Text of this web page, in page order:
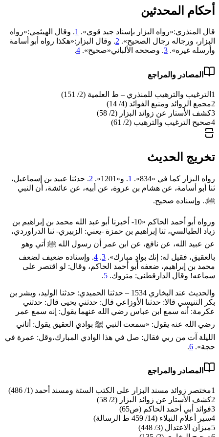
أحكام المحدثين
قال المنذري:«رواه البزار بإسناد جيد قوي». 1. وقال الهيثمي:«رواه
البزار، ورجاله رجال الصحيح». 2. وقال البزار:«هكذا رواه أبو أسامة
وأرسله غيره». 3. وصححه الألباني«صحيح». 4
.
المصادر والمراجع
1 الترغيب والترهيب للمنذري – ط العلمية (2/ 151)
2مجمع الزوائد ومنبع الفوائد (4/ 14)
3كشف الأستار عن زوائد البزار (2/ 58)
4صحيح الترغيب والترهيب (2/ 61)
تخريج الحديث
رواه البزار كما في «834». 1. و«1201». 2. حدثنا عبيد بن إسماعيل،
ثنا أبو أسامة، عن هشام بن عروة، عن أبيه، عن عائشة، أن النبي
ﷺ.. وإسناده صحيح.
ورواه أبو أحمد الحاكم «10- أخبرنا أبو عبد الله محمد بن إبراهيم بن
زياد الطيالسي، ثنا إبراهيم بن حمزة -يعني: الزبيري- ثنا الدراوردي،
عن عبيد الله، عن نافع، عن ابن عمر أن رسول الله ﷺ أتي وهو
بالعقيق، فقيل له: ‌إنك ‌بوادٍ ‌مبارك». 3
.
4. وإسناده ضعيف لضعف
محمد بن إبراهيم، ضعفه أبو أحمد الحاكم، وقال: لو اقتصر على
سماعه! وقال الدارقطني: متروك. 5
.
والحديث عند البخاري 1534 – حدثنا الحميدي: حدثنا الوليد، وبشر بن
بكر التنيسي قالا: حدثنا الأوزاعي قال: حدثني يحيى قال: حدثني
عكرمة: أنه سمع ابن عباس رضي الله عنهما يقول: إنه سمع عمر
رضي الله عنه يقول: «سمعت النبي ﷺ بوادي العقيق يقول: أتاني
الليلة آت من ربي فقال: صل في هذا الوادي المبارك،وقل: عمرة في
حجة». 6
.
المصادر والمراجع
1مختصر زوائد مسند البزار على الكتب الستة ومسند أحمد (1/ 486)
2كشف الأستار عن زوائد البزار (2/ 58)
3فوائد أبي أحمد الحاكم (ص65)
4سير أعلام النبلاء (14/ 459 ط الرسالة)
5ميزان الاعتدال (3/ 448)